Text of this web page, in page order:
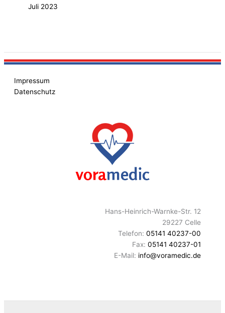
Juli 2023
Impressum
Datenschutz
Hans-Heinrich-Warnke-Str. 12
29227 Celle
Telefon: 05141 40237-00
Fax: 05141 40237-01
E-Mail: info@voramedic.de